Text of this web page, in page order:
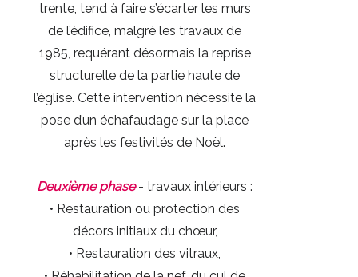
trente, tend à faire s’écarter les murs
de l’édifice, malgré les travaux de
1985, requérant désormais la reprise
structurelle de la partie haute de
l’église. Cette intervention nécessite la
pose d’un échafaudage sur la place
après les festivités de Noël.
Deuxième phase- travaux intérieurs :
• Restauration ou protection des
décors initiaux du chœur,
• Restauration des vitraux,